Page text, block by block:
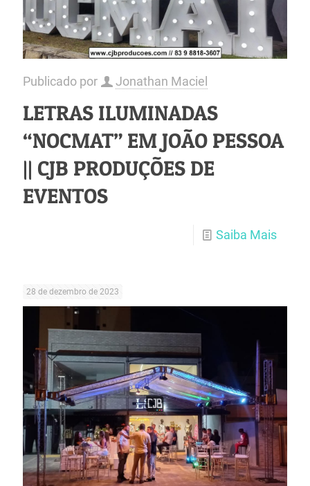
Publicado por Jonathan Maciel
LETRAS ILUMINADAS
“NOCMAT” EM JOÃO PESSOA
|| CJB PRODUÇÕES DE
EVENTOS
Saiba Mais
28 de dezembro de 2023